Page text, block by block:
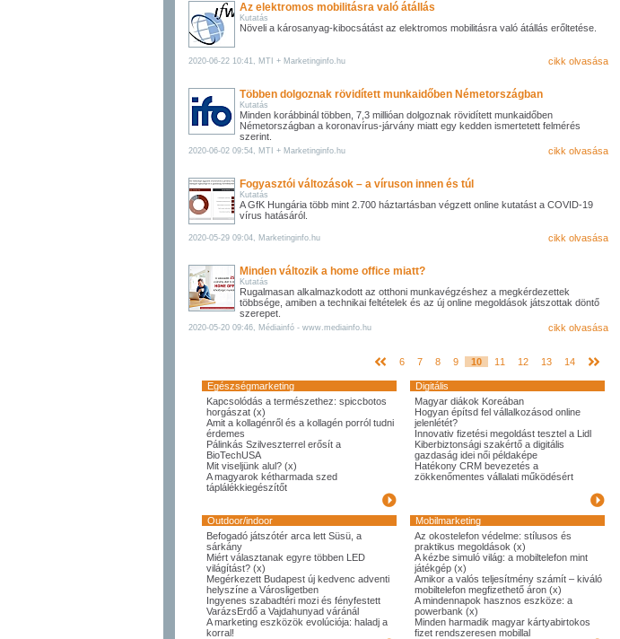
Az elektromos mobilitásra való átállás
Kutatás
Növeli a károsanyag-kibocsátást az elektromos mobilitásra való átállás erőltetése.
2020-06-22 10:41, MTI + Marketinginfo.hu cikk olvasása
Többen dolgoznak rövidített munkaidőben Németországban
Kutatás
Minden korábbinál többen, 7,3 millióan dolgoznak rövidített munkaidőben
Németországban a koronavírus-járvány miatt egy kedden ismertetett felmérés
szerint.
2020-06-02 09:54, MTI + Marketinginfo.hu cikk olvasása
Fogyasztói változások – a víruson innen és túl
Kutatás
A GfK Hungária több mint 2.700 háztartásban végzett online kutatást a COVID-19
vírus hatásáról.
2020-05-29 09:04, Marketinginfo.hu cikk olvasása
Minden változik a home office miatt?
Kutatás
Rugalmasan alkalmazkodott az otthoni munkavégzéshez a megkérdezettek
többsége, amiben a technikai feltételek és az új online megoldások játszottak döntő
szerepet.
2020-05-20 09:46, Médiainfó - www.mediainfo.hu cikk olvasása
6 7 8 9 10 11 12 13 14
Egészségmarketing
Digitális
Kapcsolódás a természethez: spiccbotos
horgászat (x)
Amit a kollagénről és a kollagén porról tudni
érdemes
Pálinkás Szilveszterrel erősít a
BioTechUSA
Mit viseljünk alul? (x)
A magyarok kétharmada szed
táplálékkiegészítőt
Magyar diákok Koreában
Hogyan építsd fel vállalkozásod online
jelenlétét?
Innovativ fizetési megoldást tesztel a Lidl
Kiberbiztonsági szakértő a digitális
gazdaság idei női példaképe
Hatékony CRM bevezetés a
zökkenőmentes vállalati működésért
Outdoor/indoor
Mobilmarketing
Befogadó játszótér arca lett Süsü, a
sárkány
Miért választanak egyre többen LED
világítást? (x)
Megérkezett Budapest új kedvenc adventi
helyszíne a Városligetben
Ingyenes szabadtéri mozi és fényfestett
VarázsErdő a Vajdahunyad váránál
A marketing eszközök evolúciója: haladj a
korral!
Az okostelefon védelme: stílusos és
praktikus megoldások (x)
A kézbe simuló világ: a mobiltelefon mint
játékgép (x)
Amikor a valós teljesítmény számít – kiváló
mobiltelefon megfizethető áron (x)
A mindennapok hasznos eszköze: a
powerbank (x)
Minden harmadik magyar kártyabirtokos
fizet rendszeresen mobillal